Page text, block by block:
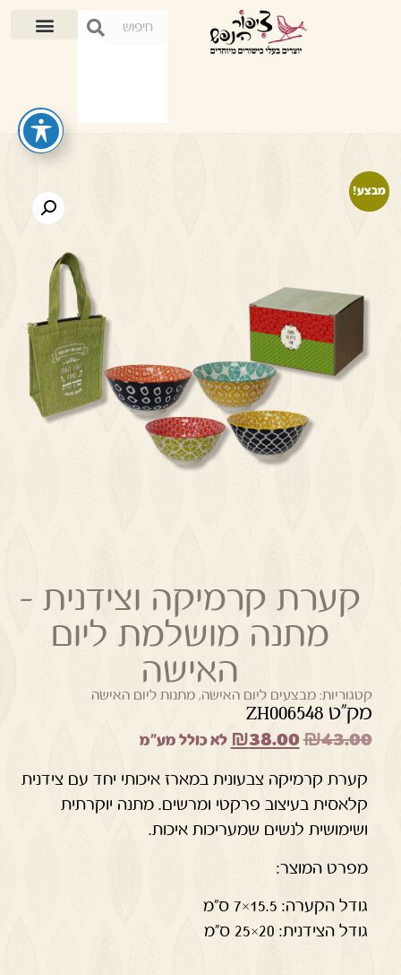
מבצע!
קערת קרמיקה וצידנית –
מתנה מושלמת ליום
האישה
קטגוריות: מבצעים ליום האישה,מתנות ליום האישה
מק"ט ZH006548
₪43.00
₪38.00 לא כולל מע"מ
קערת קרמיקה צבעונית במארז איכותי יחד עם צידנית
קלאסית בעיצוב פרקטי ומרשים. מתנה יוקרתית
ושימושית לנשים שמעריכות איכות.
מפרט המוצר:
גודל הקערה: 15.5×7 ס"מ
גודל הצידנית: 20×25 ס"מ